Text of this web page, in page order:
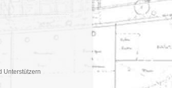
Unterstützern